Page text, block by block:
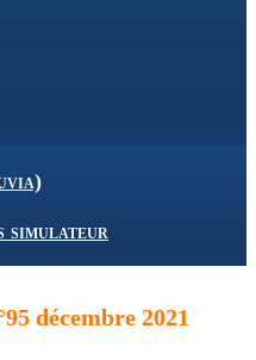
simulateur
décembre 2021